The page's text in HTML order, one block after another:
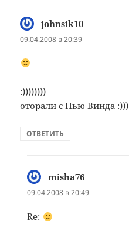
johnsik10
09.04.2008 в 20:39
:))))))))
оторали с Нью Винда :)))
ОТВЕТИТЬ
misha76
09.04.2008 в 20:49
Re: